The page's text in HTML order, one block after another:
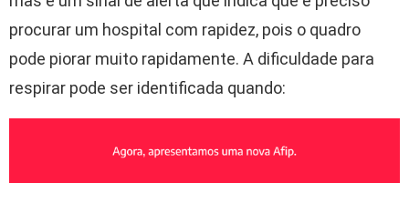
procurar um hospital com rapidez, pois o quadro
pode piorar muito rapidamente. A dificuldade para
respirar pode ser identificada quando: